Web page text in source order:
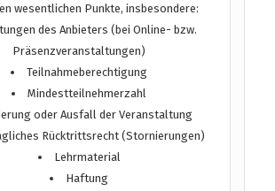
wesentlichen Punkte, insbesondere:
des Anbieters (bei Online- bzw.
Präsenzveranstaltungen)
Teilnahmeberechtigung
Mindestteilnehmerzahl
oder Ausfall der Veranstaltung
Rücktrittsrecht (Stornierungen)
Lehrmaterial
Haftung